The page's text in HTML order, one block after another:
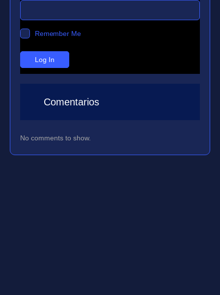
Remember Me
Comentarios
No comments to show.